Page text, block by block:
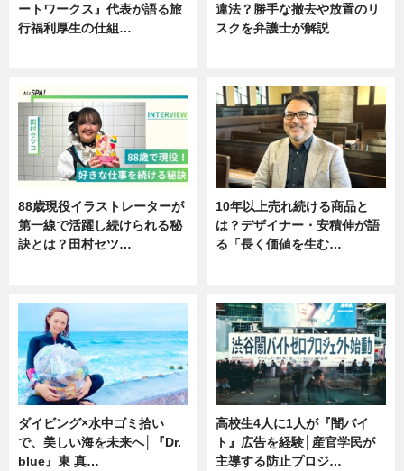
ートワークス』代表が語る旅
行福利厚生の仕組…
違法？勝手な撤去や放置のリ
スクを弁護士が解説
88歳現役イラストレーターが
第一線で活躍し続けられる秘
訣とは？田村セツ…
10年以上売れ続ける商品と
は？デザイナー・安積伸が語
る「長く価値を生む…
ダイビング×水中ゴミ拾い
で、美しい海を未来へ│『Dr.
blue』東 真…
高校生4人に1人が『闇バイ
ト』広告を経験│産官学民が
主導する防止プロジ…